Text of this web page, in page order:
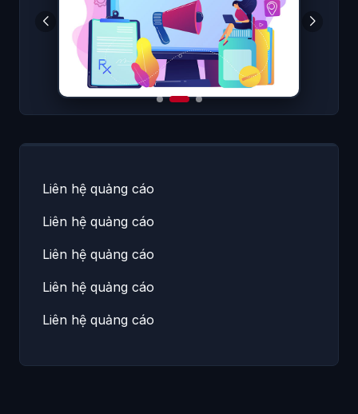
Liên hệ quảng cáo
Liên hệ quảng cáo
Liên hệ quảng cáo
Liên hệ quảng cáo
Liên hệ quảng cáo